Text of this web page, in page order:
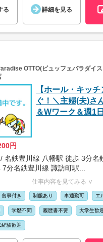
る 詳細を見る
OTTO(ビュッフェパラダイ
【ホール・キッ
ぐ！＼主婦(夫)さ
＆Wワーク＆週1
円
名鉄豊川線 八幡駅 徒歩 3分名
分名鉄豊川線 諏訪町駅...
仕事内容を見てみる ∨
食事付き 制服あり 車通勤可 エ
学歴不問 履歴書不要 大学生歓
経験歓迎